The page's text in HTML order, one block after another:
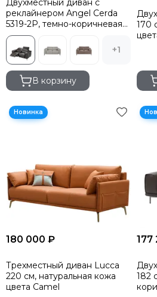
Двухместный диван с
реклайнером Angel Cerda
5319-2P, темно-коричневая
кожа
+1
В корзину
170
180 000 ₽
Трехместный диван Lucca
220 см, натуральная кожа
цвета Camel
177
182